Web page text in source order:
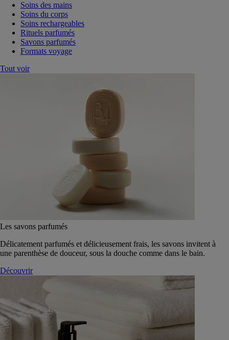
Soins des mains
Soins du corps
Soins rechargeables
Rituels parfumés
Savons parfumés
Formats voyage
Tout voir
Les savons parfumés
Délicatement parfumés et délicieusement frais, les savons invitent à
une parenthèse de douceur, sous la douche comme dans le bain.
Découvrir